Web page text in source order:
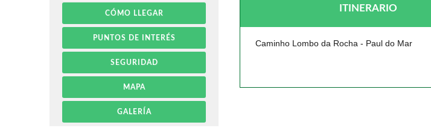
ITINERARIO
Caminho Lombo da Rocha - Paul do Mar
CÓMO LLEGAR
PUNTOS DE INTERÉS
SEGURIDAD
MAPA
GALERÍA